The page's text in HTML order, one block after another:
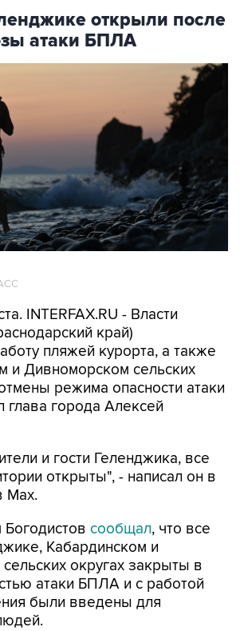
открыли после
атаки БПЛА
INTERFAX.RU - Власти
край)
пляжей курорта, а также
и Дивноморском сельских
режима опасности атаки
города Алексей
и гости Геленджика, все
открыты", - написал он в
Max.
сообщал, что все
Кабардинском и
округах закрыты в
атаки БПЛА и с работой
были введены для